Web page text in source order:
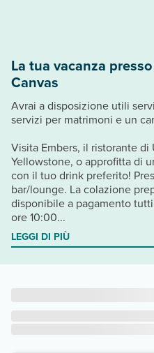
La tua vacanza
Canvas
Avrai a disposizione utili
servizi per matrimoni e un
Visita Embers, il ristorante di
Yellowstone, o approfitta di
con il tuo drink preferito!
bar/lounge. La colazione
disponibile a pagamento
ore 10:00...
LEGGI DI PIÙ